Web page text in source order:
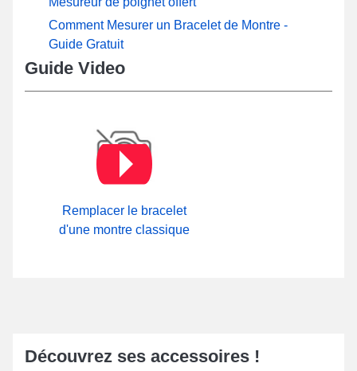
Comment Mesurer un Bracelet de Montre -
Guide Gratuit
Guide Video
Remplacer le bracelet
d'une montre classique
Découvrez ses accessoires !